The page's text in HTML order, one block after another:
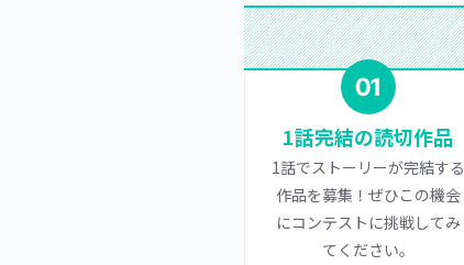
01
1話完結の読切作品
1話でストーリーが完結する
作品を募集！ぜひこの機会
にコンテストに挑戦してみ
てください。